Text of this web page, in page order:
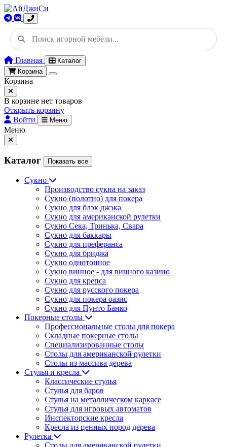
Главная
Каталог
Корзина
Корзина
В корзине нет товаров
Открыть корзину
Войти
Меню
Меню
Каталог Показать все
Сукно
Производство сукна на заказ
Сукно (полотно) для покера
Сукно для блэк джэка
Сукно для американской рулетки
Сукно Сека, Тринька, Свара
Сукно для баккары
Сукно для преферанса
Сукно для бриджа
Сукно однотонное
Сукно винное - для винного казино
Сукно для крепса
Сукно для русского покера
Сукно для покера оазис
Сукно для Пунто Банко
Покерные столы
Профессиональные столы для покера
Складные покерные столы
Специализированные столы
Столы для американской рулетки
Столы из массива дерева
Стулья и кресла
Классические стулья
Стулья для баров
Стулья на металлическом каркасе
Стулья для игровых автоматов
Инспекторские кресла
Кресла из ценных пород дерева
Рулетка